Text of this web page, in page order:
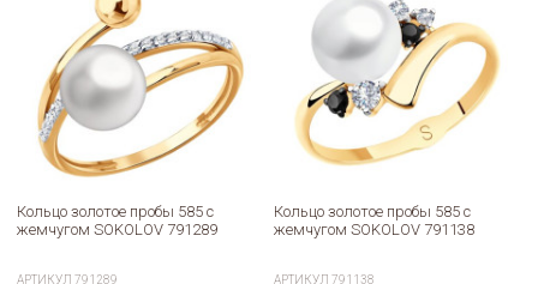
Кольцо золотое пробы 585 с
жемчугом SOKOLOV 791289
АРТИКУЛ791289
Кольцо золотое пробы 585 с
жемчугом SOKOLOV 791138
АРТИКУЛ791138